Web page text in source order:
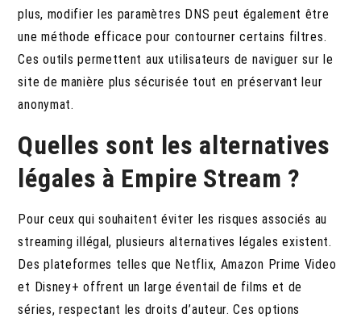
plus, modifier les paramètres DNS peut également être
une méthode efficace pour contourner certains filtres.
Ces outils permettent aux utilisateurs de naviguer sur le
site de manière plus sécurisée tout en préservant leur
anonymat.
Quelles sont les alternatives
légales à Empire Stream ?
Pour ceux qui souhaitent éviter les risques associés au
streaming illégal, plusieurs alternatives légales existent.
Des plateformes telles que Netflix, Amazon Prime Video
et Disney+ offrent un large éventail de films et de
séries, respectant les droits d’auteur. Ces options